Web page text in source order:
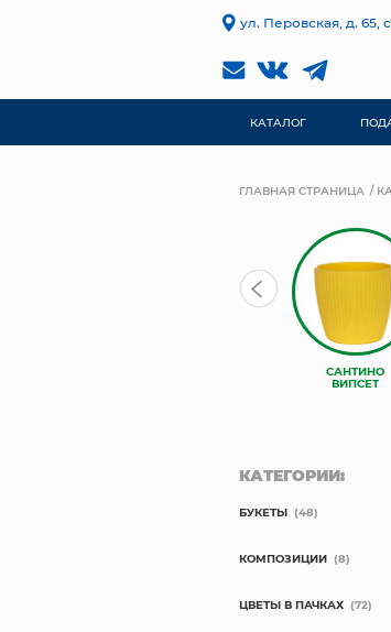
ул. Перовская, д. 65,
КАТАЛОГ
ГЛАВНАЯ СТРАНИЦА
САНТИНО
ВИПСЕТ
КАТЕГОРИИ:
БУКЕТЫ (48)
КОМПОЗИЦИИ (8)
ЦВЕТЫ В ПАЧКАХ (72)